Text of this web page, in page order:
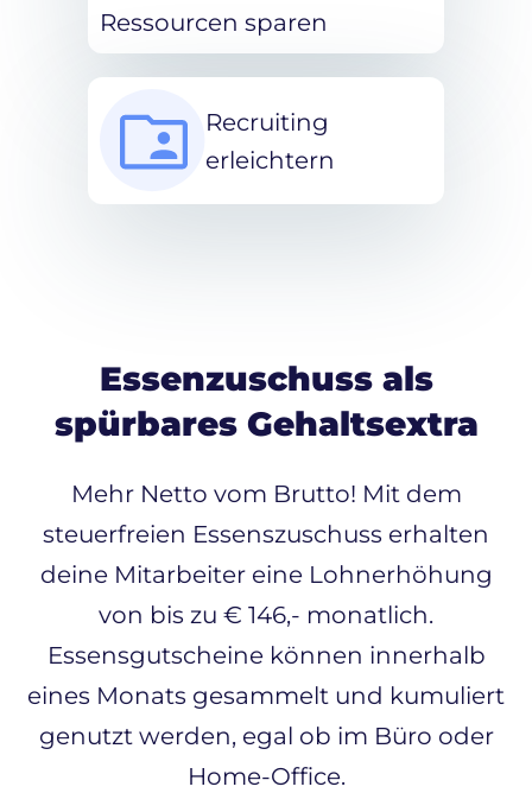
Ressourcen sparen
Recruiting
erleichtern
Essenzuschuss als
spürbares Gehaltsextra
Mehr Netto vom Brutto! Mit dem
steuerfreien Essenszuschuss erhalten
deine Mitarbeiter eine Lohnerhöhung
von bis zu € 146,- monatlich.
Essensgutscheine können innerhalb
eines Monats gesammelt und kumuliert
genutzt werden, egal ob im Büro oder
Home-Office.